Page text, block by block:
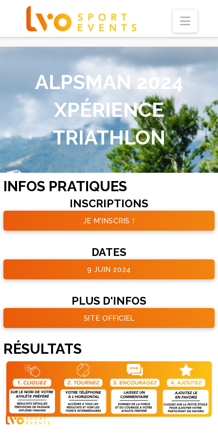
ALPSMAN 2024
XPÉRIENCE
TRIATHLON
INFOS PRATIQUES
INSCRIPTIONS
JE M'INSCRIS !
DATES
9 JUIN 2024
PLUS D'INFOS
SITE OFFICIEL
RÉSULTATS